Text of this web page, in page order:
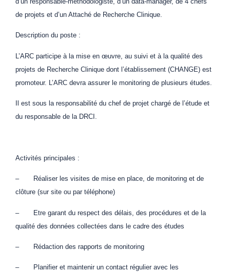
de projets et d’un Attaché de Recherche Clinique.
Description du poste :
L’ARC participe à la mise en œuvre, au suivi et à la qualité des
projets de Recherche Clinique dont l’établissement (CHANGE) est
promoteur. L’ARC devra assurer le monitoring de plusieurs études.
Il est sous la responsabilité du chef de projet chargé de l’étude et
du responsable de la DRCI.
Activités principales :
– Réaliser les visites de mise en place, de monitoring et de
clôture (sur site ou par téléphone)
– Etre garant du respect des délais, des procédures et de la
qualité des données collectées dans le cadre des études
– Rédaction des rapports de monitoring
– Planifier et maintenir un contact régulier avec les